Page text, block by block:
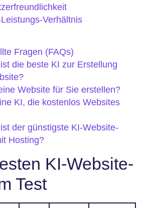
Verhältnis
Fragen (FAQs)
die beste KI zur Erstellung
Website für Sie erstellen?
KI, die kostenlos Websites
der günstigste KI-Website-
Hosting?
KI-Website-
Test